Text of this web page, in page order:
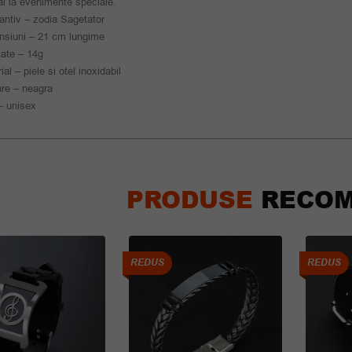
– zodia Sagetator
– 21 cm lungime
– 14g
– piele si otel inoxidabil
– neagra
unisex
PRODUSE
REDUS REDUS